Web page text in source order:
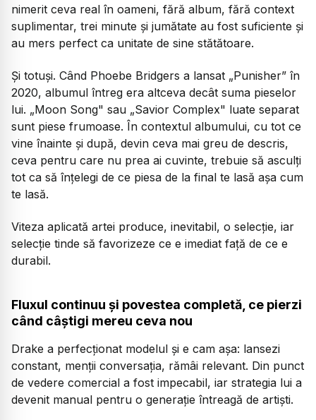
nimerit ceva real în oameni, fără album, fără context
suplimentar, trei minute și jumătate au fost suficiente și
au mers perfect ca unitate de sine stătătoare.
Și totuși. Când Phoebe Bridgers a lansat „Punisher” în
2020, albumul întreg era altceva decât suma pieselor
lui. „Moon Song" sau „Savior Complex" luate separat
sunt piese frumoase. În contextul albumului, cu tot ce
vine înainte și după, devin ceva mai greu de descris,
ceva pentru care nu prea ai cuvinte, trebuie să asculți
tot ca să înțelegi de ce piesa de la final te lasă așa cum
te lasă.
Viteza aplicată artei produce, inevitabil, o selecție, iar
selecție tinde să favorizeze ce e imediat față de ce e
durabil.
Fluxul continuu și povestea completă, ce pierzi
când câștigi mereu ceva nou
Drake a perfecționat modelul și e cam așa: lansezi
constant, menții conversația, rămâi relevant. Din punct
de vedere comercial a fost impecabil, iar strategia lui a
devenit manual pentru o generație întreagă de artiști.